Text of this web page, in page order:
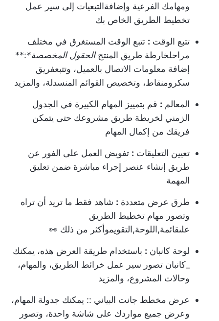
ومهامك الفرعية وإضافةالتبعيات إلى سير عمل
تخطيط الطريق الخاص بك
تتبع الوقت : تتبع الوقت المستغرق في مختلف
مراحلخارطة طريق المنتج الحقول المخصصة*
:**
إضافة معلومات الاتصال بالعميل، وتتبعفريق
سكرومنقاط، وتخصيص القوائم المنسدلة، والمزيد
المعالم : قم بتمييز المهام الكبيرة في الجدول
الزمني لخريطة طريق مشروعك حتى يتمكن
فريقك من إكمال المهام
تعيين التعليقات : تفويض العمل على الفور عن
طريق إنشاء عنصر إجراء مباشرة ضمن تعليق
المهمة
طرق عرض متعددة : شاهد فقط ما تريد أن تراه
وتصور مهام تخطيط الطريق
علىقائمة,اللوحة,التقويموأكثر من ذلك 👀
لوحة كانبان : باستخدام طريقة العرض هذه، يمكنك
_كانبان تصور سير عمل خرائط الطريق، والمهام،
وحالات المشروع، والمزيد
عرض مخطط جانت البياني :: يمكنك جدولة المهام،
وعرض جميع مواردك على شاشة واحدة، وتصور